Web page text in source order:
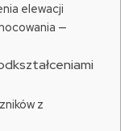
elewacji
—
z